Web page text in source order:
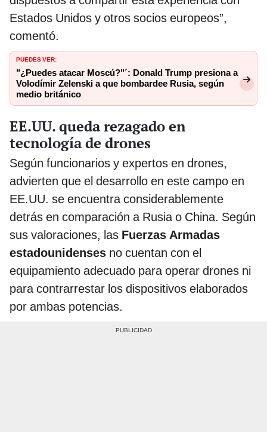
Estados Unidos y otros socios europeos”,
comentó.
PUEDES VER:
"¿Puedes atacar Moscú?"´: Donald Trump presiona a
Volodímir Zelenski a que bombardee Rusia, según
medio británico
EE.UU. queda rezagado en
tecnología de drones
Según funcionarios y expertos en drones,
advierten que el desarrollo en este campo en
EE.UU. se encuentra considerablemente
detrás en comparación a Rusia o China. Según
sus valoraciones, las Fuerzas Armadas
estadounidenses no cuentan con el
equipamiento adecuado para operar drones ni
para contrarrestar los dispositivos elaborados
por ambas potencias.